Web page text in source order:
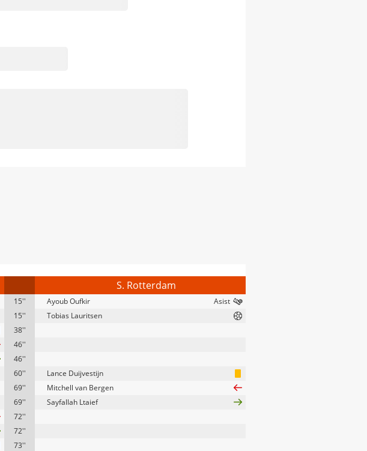
S. Rotterdam
15''
Ayoub Oufkir
15''
Tobias Lauritsen
38''
46''
46''
60''
Lance Duijvestijn
69''
Mitchell van Bergen
69''
Sayfallah Ltaief
72''
72''
73''